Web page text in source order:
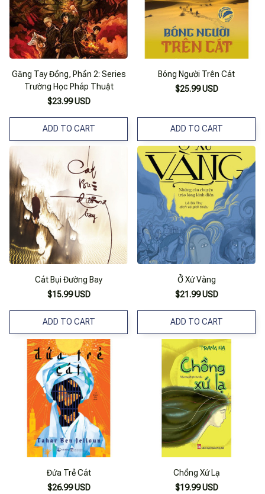
Găng Tay Đồng, Phần 2: Series
Trường Học Pháp Thuật
$23.99 USD
ADD TO CART
Bóng Người Trên Cát
$25.99 USD
ADD TO CART
Cát Bụi Đường Bay
$15.99 USD
ADD TO CART
Ở Xứ Vàng
$21.99 USD
ADD TO CART
Đứa Trẻ Cát
$26.99 USD
Chồng Xứ Lạ
$19.99 USD